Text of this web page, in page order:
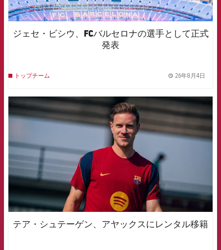
ジェセ・ビシウ、FCバルセロナの選手として正式
発表
トップチーム 26年8月4日
FCB Barcelona badge
テア・シュテーゲン、アヤックスにレンタル移籍